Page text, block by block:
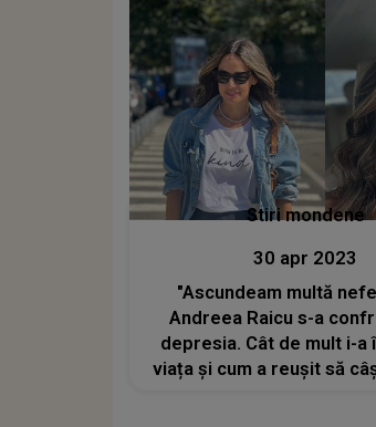
Stiri mondene
30 apr 2023
"Ascundeam multă
Andreea Raicu s-a
depresia. Cât de mult i-a
viața și cum a reușit să